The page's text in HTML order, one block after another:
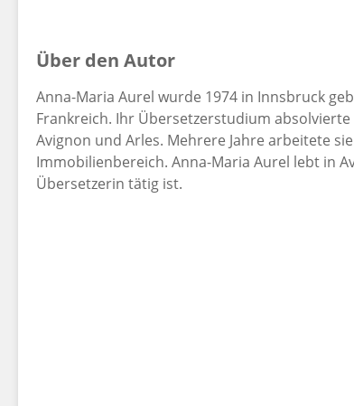
Über den Autor
Anna-Maria Aurel wurde 1974 in Innsbruck
Frankreich. Ihr Übersetzerstudium
Avignon und Arles. Mehrere Jahre arbeitete
Immobilienbereich. Anna-Maria Aurel lebt in
Übersetzerin tätig ist.